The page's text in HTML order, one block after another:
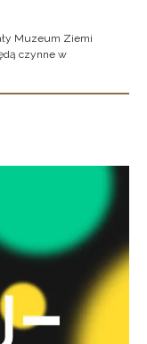
Muzeum Ziemi
czynne w